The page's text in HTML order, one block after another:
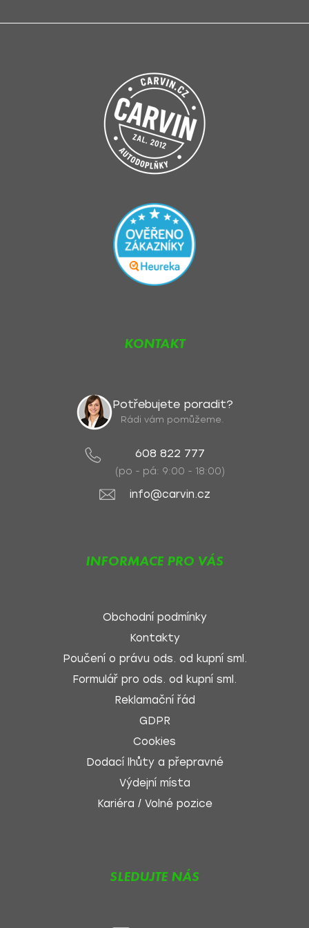
KONTAKT
Potřebujete poradit?
Rádi vám pomůžeme.
608 822 777
(po - pá: 9:00 - 18:00)
info@carvin.cz
INFORMACE PRO VÁS
Obchodní podmínky
Kontakty
Poučení o právu ods. od kupní sml.
Formulář pro ods. od kupní sml.
Reklamační řád
GDPR
Cookies
Dodací lhůty a přepravné
Výdejní místa
Kariéra / Volné pozice
SLEDUJTE NÁS